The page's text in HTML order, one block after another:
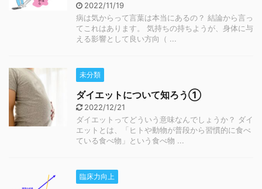
2022/11/19
病は気からって言葉は本当にあるの？ 結論から言っ
てこれはあります。 気持ちの持ちようが、身体に与
える影響として良い方向（ ...
未分類
ダイエットについて知ろう①
2022/12/21
ダイエットってどういう意味なんでしょうか？ ダイ
エットとは、「ヒトや動物が普段から習慣的に食べ
ている食べ物」という食べ物 ...
臨床力向上